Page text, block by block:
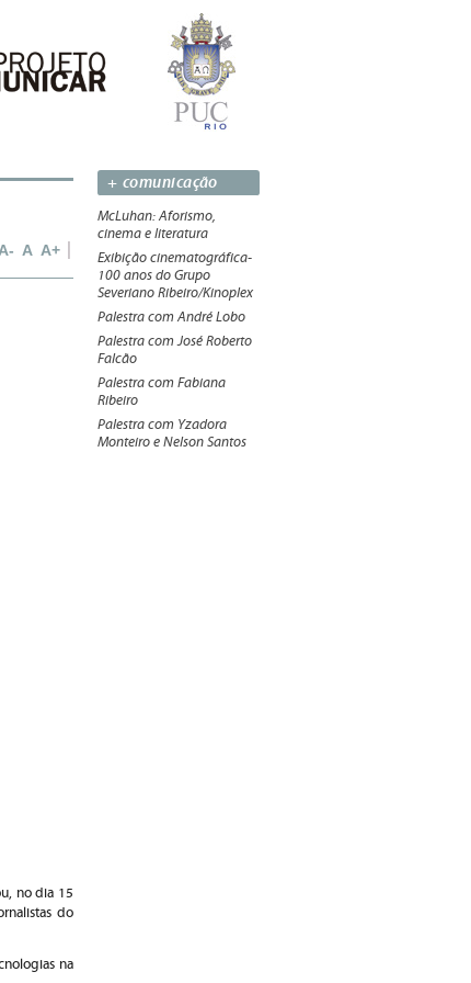
A- A A+
no dia 15
do
na
+ comunicação
McLuhan: Aforismo,
cinema e literatura
Exibição cinematográfica-
100 anos do Grupo
Severiano Ribeiro/Kinoplex
Palestra com André Lobo
Palestra com José Roberto
Falcão
Palestra com Fabiana
Ribeiro
Palestra com Yzadora
Monteiro e Nelson Santos